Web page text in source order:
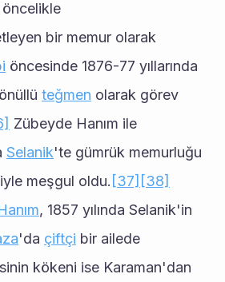
öncelikle
bir memur olarak
öncesinde 1876-77 yıllarında
teğmen olarak görev
Zübeyde Hanım ile
Selanik'te gümrük memurluğu
meşgul oldu. [37] [38]
, 1857 yılında Selanik'in
'da çiftçi bir ailede
kökeni ise Karaman'dan